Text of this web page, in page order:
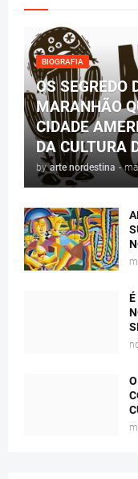
BIOGRAFIA
OS SEGREDO
MARANHÃO
CIDADE
DA CULTURA
by arte nordestina -
É